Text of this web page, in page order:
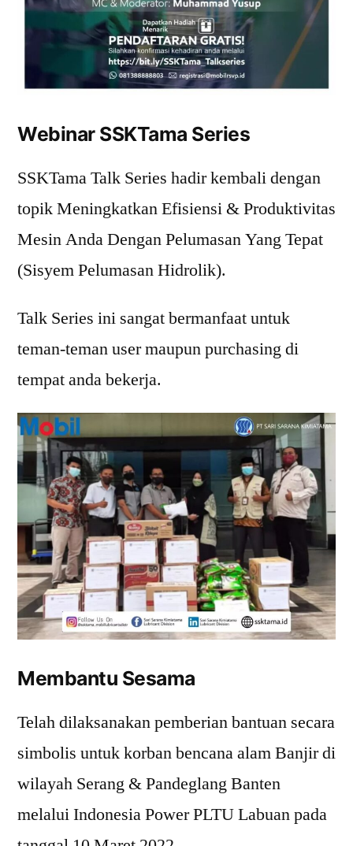
Webinar SSKTama Series
SSKTama Talk Series hadir kembali dengan
topik Meningkatkan Efisiensi & Produktivitas
Mesin Anda Dengan Pelumasan Yang Tepat
(Sisyem Pelumasan Hidrolik).
Talk Series ini sangat bermanfaat untuk
teman-teman user maupun purchasing di
tempat anda bekerja.
Membantu Sesama
Telah dilaksanakan pemberian bantuan secara
simbolis untuk korban bencana alam Banjir di
wilayah Serang & Pandeglang Banten
melalui Indonesia Power PLTU Labuan pada